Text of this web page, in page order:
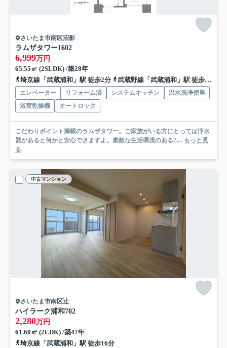
さいたま市南区沼影
ラムザタワー1602
6,999万円
65.55㎡ (2SLDK) /築28年
埼京線「武蔵浦和」駅 徒歩2分
武蔵野線「武蔵浦和」駅 徒歩2分
エレベーター リフォーム済 システムキッチン
温水洗浄便座
浴室乾燥機
オートロック
こだわりポイント満載のラムザタワー。ご家族がいる方にとっては浄水
器があると何かと安心できますよ。素敵な生活環境のある7,... もっと見
る
中古マンション
さいたま市南区辻
ハイラーク浦和702
2,280万円
61.60㎡ (2LDK) /築47年
埼京線「武蔵浦和」駅 徒歩16分